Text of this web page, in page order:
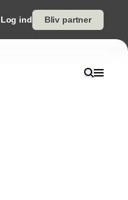
Log ind Bliv partner